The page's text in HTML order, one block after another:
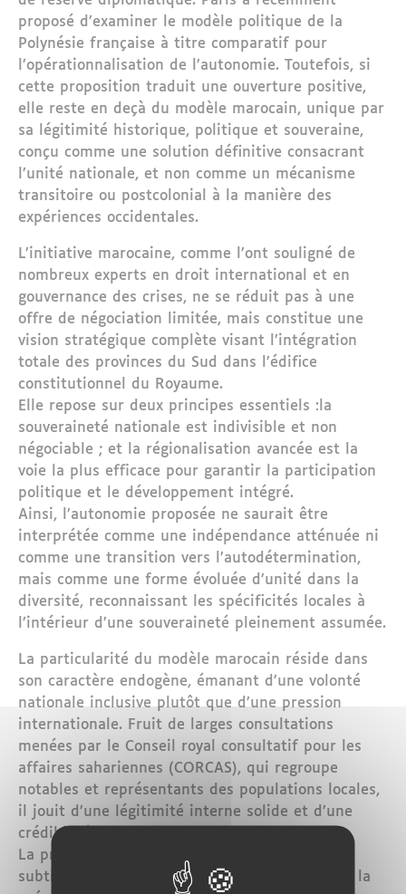
proposé d’examiner le modèle politique de la
Polynésie française à titre comparatif pour
l’opérationnalisation de l’autonomie. Toutefois, si
cette proposition traduit une ouverture positive,
elle reste en deçà du modèle marocain, unique par
sa légitimité historique, politique et souveraine,
conçu comme une solution définitive consacrant
l’unité nationale, et non comme un mécanisme
transitoire ou postcolonial à la manière des
expériences occidentales.
L’initiative marocaine, comme l’ont souligné de
nombreux experts en droit international et en
gouvernance des crises, ne se réduit pas à une
offre de négociation limitée, mais constitue une
vision stratégique complète visant l’intégration
totale des provinces du Sud dans l’édifice
constitutionnel du Royaume.
Elle repose sur deux principes essentiels :la
souveraineté nationale est indivisible et non
négociable ; et la régionalisation avancée est la
voie la plus efficace pour garantir la participation
politique et le développement intégré.
Ainsi, l’autonomie proposée ne saurait être
interprétée comme une indépendance atténuée ni
comme une transition vers l’autodétermination,
mais comme une forme évoluée d’unité dans la
diversité, reconnaissant les spécificités locales à
l’intérieur d’une souveraineté pleinement assumée.
La particularité du modèle marocain réside dans
son caractère endogène, émanant d’une volonté
nationale inclusive plutôt que d’une pression
internationale. Fruit de larges consultations
menées par le Conseil royal consultatif pour les
affaires sahariennes (CORCAS), qui regroupe
notables et représentants des populations locales,
il jouit d’une légitimité interne solide et d’une
crédibilité internationale croissante.
La proposition marocaine établit un équilibre
subtil entre la participation politique locale et la